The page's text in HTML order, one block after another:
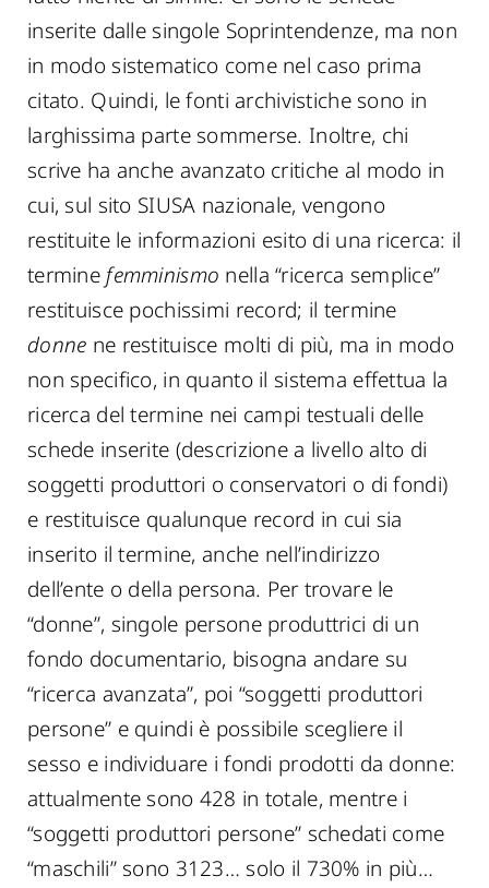
inserite dalle singole Soprintendenze, ma non
in modo sistematico come nel caso prima
citato. Quindi, le fonti archivistiche sono in
larghissima parte sommerse. Inoltre, chi
scrive ha anche avanzato critiche al modo in
cui, sul sito SIUSA nazionale, vengono
restituite le informazioni esito di una ricerca: il
termine femminismo nella “ricerca semplice”
restituisce pochissimi record; il termine
donne ne restituisce molti di più, ma in modo
non specifico, in quanto il sistema effettua la
ricerca del termine nei campi testuali delle
schede inserite (descrizione a livello alto di
soggetti produttori o conservatori o di fondi)
e restituisce qualunque record in cui sia
inserito il termine, anche nell’indirizzo
dell’ente o della persona. Per trovare le
“donne”, singole persone produttrici di un
fondo documentario, bisogna andare su
“ricerca avanzata”, poi “soggetti produttori
persone” e quindi è possibile scegliere il
sesso e individuare i fondi prodotti da donne:
attualmente sono 428 in totale, mentre i
“soggetti produttori persone” schedati come
“maschili” sono 3123… solo il 730% in più…